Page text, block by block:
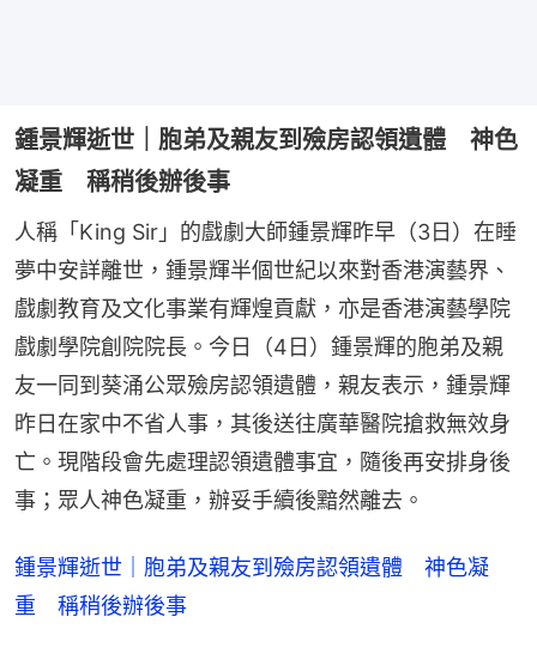
鍾景輝逝世｜胞弟及親友到殮房認領遺體 神色
凝重 稱稍後辦後事
人稱「King Sir」的戲劇大師鍾景輝昨早（3日）在睡
夢中安詳離世，鍾景輝半個世紀以來對香港演藝界、
戲劇教育及文化事業有輝煌貢獻，亦是香港演藝學院
戲劇學院創院院長。今日（4日）鍾景輝的胞弟及親
友一同到葵涌公眾殮房認領遺體，親友表示，鍾景輝
昨日在家中不省人事，其後送往廣華醫院搶救無效身
亡。現階段會先處理認領遺體事宜，隨後再安排身後
事；眾人神色凝重，辦妥手續後黯然離去。
鍾景輝逝世｜胞弟及親友到殮房認領遺體 神色凝
重 稱稍後辦後事